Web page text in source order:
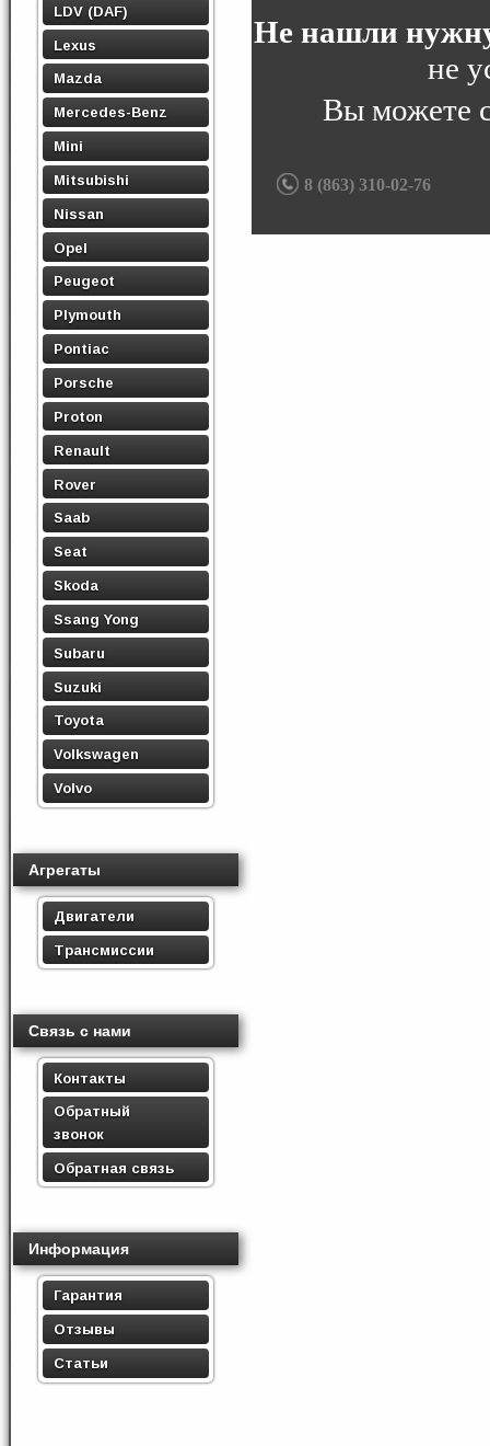
LDV (DAF)
Lexus
Mazda
Mercedes-Benz
Mini
Mitsubishi
Nissan
Opel
Peugeot
Plymouth
Pontiac
Porsche
Proton
Renault
Rover
Saab
Seat
Skoda
Ssang Yong
Subaru
Suzuki
Toyota
Volkswagen
Volvo
Агрегаты
Двигатели
Трансмиссии
Связь с нами
Контакты
Обратный
звонок
Обратная связь
Информация
Гарантия
Отзывы
Статьи
Не нашли
не
Вы можете
8 (863) 310-02-76